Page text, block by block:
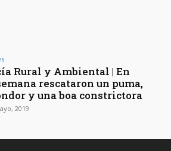
Rural y Ambiental | En
rescataron un puma,
y una boa constrictora
2019